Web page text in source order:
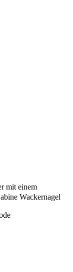
mit einem
Wackernagel